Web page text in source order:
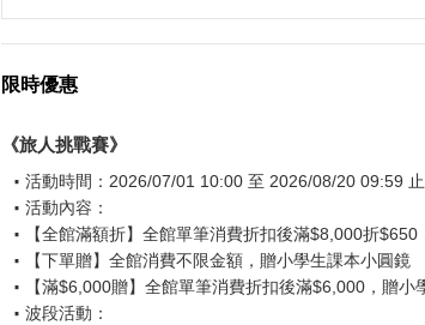
限時優惠
《旅人挑戰賽》
活動時間：2026/07/01 10:00 至 2026/08/20 09:59 止
活動內容：
【全館滿額折】全館單筆消費折扣後滿$8,000折$650
【下單贈】全館消費不限金額，贈小學生課本小圓鏡
【滿$6,000贈】全館單筆消費折扣後滿$6,000，贈小
波段活動：